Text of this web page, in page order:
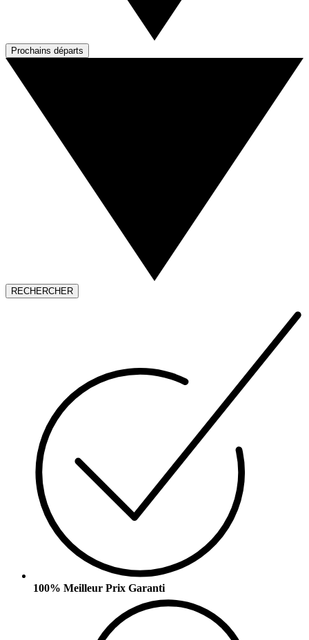
Prochains départs
RECHERCHER
100% Meilleur Prix Garanti